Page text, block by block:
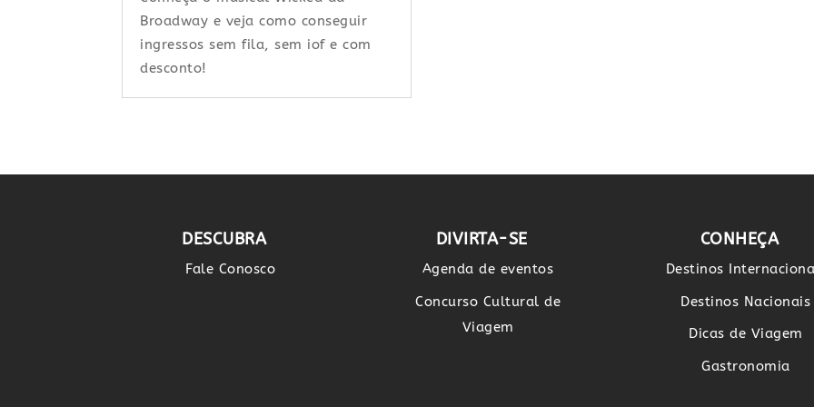
Broadway e veja como conseguir
ingressos sem fila, sem iof e com
desconto!
DESCUBRA
Fale Conosco
DIVIRTA-SE
Agenda de eventos
Concurso Cultural de
Viagem
CONHEÇA
Destinos
Destinos Nacionais
Dicas de Viagem
Gastronomia